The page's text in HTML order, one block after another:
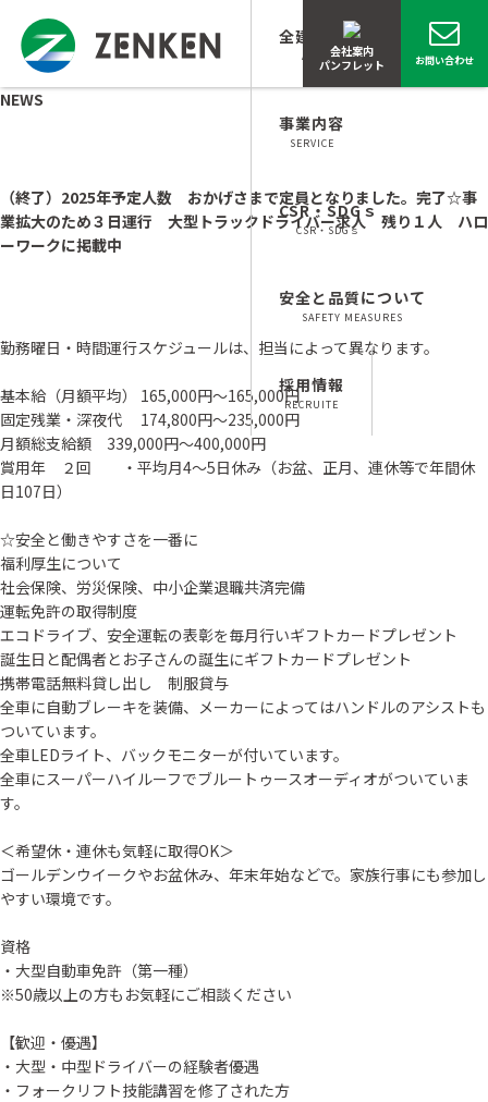
全建とは？
ABOUT
事業内容
SERVICE
CSR・SDGｓ
CSR・SDGｓ
安全と品質について
SAFETY MEASURES
採用情報
RECRUITE
会社案内
パンフレット
お問い合わせ
NEWS
（終了）2025年予定人数 おかげさまで定員となりました。完了☆事
業拡大のため３日運行 大型トラックドライバー求人 残り１人 ハロ
ーワークに掲載中
勤務曜日・時間運行スケジュールは、担当によって異なります。
基本給（月額平均） 165,000円～165,000円
固定残業・深夜代 174,800円〜235,000円
月額総支給額 339,000円～400,000円
賞用年 ２回 ・平均月4～5日休み（お盆、正月、連休等で年間休
日107日）
☆安全と働きやすさを一番に
福利厚生について
社会保険、労災保険、中小企業退職共済完備
運転免許の取得制度
エコドライブ、安全運転の表彰を毎月行いギフトカードプレゼント
誕生日と配偶者とお子さんの誕生にギフトカードプレゼント
携帯電話無料貸し出し 制服貸与
全車に自動ブレーキを装備、メーカーによってはハンドルのアシストも
ついています。
全車LEDライト、バックモニターが付いています。
全車にスーパーハイルーフでブルートゥースオーディオがついていま
す。
＜希望休・連休も気軽に取得OK＞
ゴールデンウイークやお盆休み、年末年始などで。家族行事にも参加し
やすい環境です。
資格
・大型自動車免許（第一種）
※50歳以上の方もお気軽にご相談ください
【歓迎・優遇】
・大型・中型ドライバーの経験者優遇
・フォークリフト技能講習を修了された方